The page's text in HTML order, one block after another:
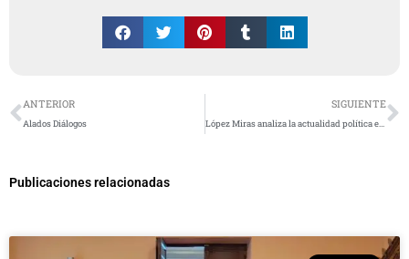
Ant
ANTERIOR
Alados Diálogos
SIGUIENTE
López Miras analiza la actualidad política en el Real Casino
Publicaciones relacionadas